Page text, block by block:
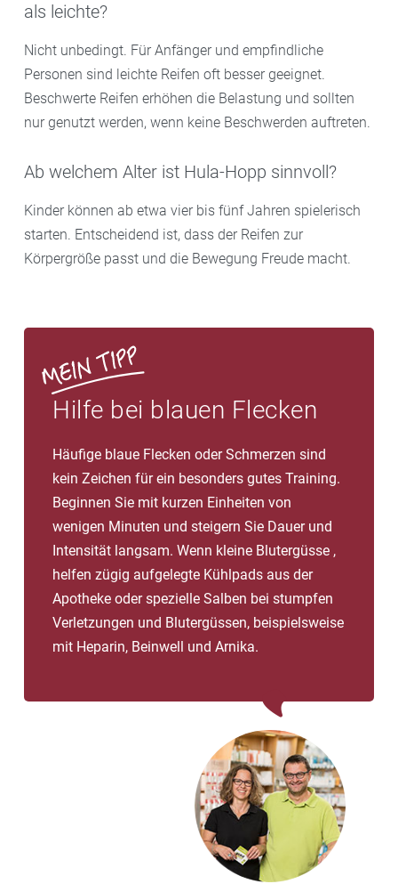
als leichte?
Nicht unbedingt. Für Anfänger und empfindliche
Personen sind leichte Reifen oft besser geeignet.
Beschwerte Reifen erhöhen die Belastung und sollten
nur genutzt werden, wenn keine Beschwerden auftreten.
Ab welchem Alter ist Hula-Hopp sinnvoll?
Kinder können ab etwa vier bis fünf Jahren spielerisch
starten. Entscheidend ist, dass der Reifen zur
Körpergröße passt und die Bewegung Freude macht.
Hilfe bei blauen Flecken
Häufige blaue Flecken oder Schmerzen sind
kein Zeichen für ein besonders gutes Training.
Beginnen Sie mit kurzen Einheiten von
wenigen Minuten und steigern Sie Dauer und
Intensität langsam. Wenn kleine Blutergüsse ,
helfen zügig aufgelegte Kühlpads aus der
Apotheke oder spezielle Salben bei stumpfen
Verletzungen und Blutergüssen, beispielsweise
mit Heparin, Beinwell und Arnika.